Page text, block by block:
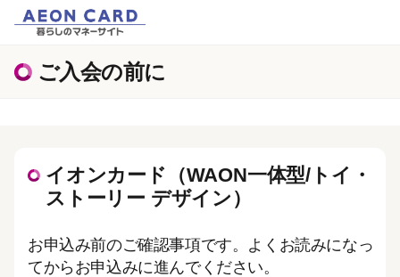
ご入会の前に
イオンカード（WAON一体型/トイ・
ストーリー デザイン）
お申込み前のご確認事項です。よくお読みになっ
てからお申込みに進んでください。